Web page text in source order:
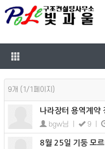
9개 (1/1페이지)
나라장터 용역계약
bgw님 | 9 |
8월 25일 기둥 모